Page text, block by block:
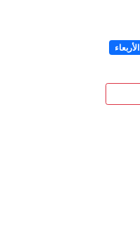
الأربعاء